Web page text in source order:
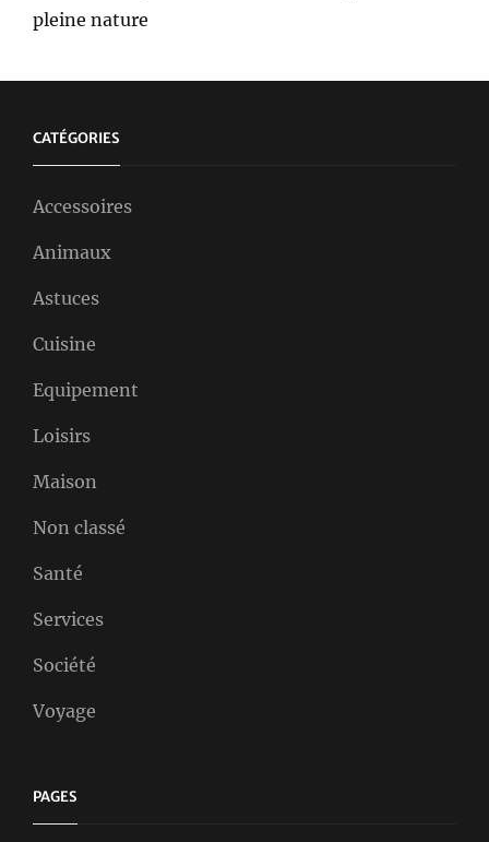
pleine nature
CATÉGORIES
Accessoires
Animaux
Astuces
Cuisine
Equipement
Loisirs
Maison
Non classé
Santé
Services
Société
Voyage
PAGES